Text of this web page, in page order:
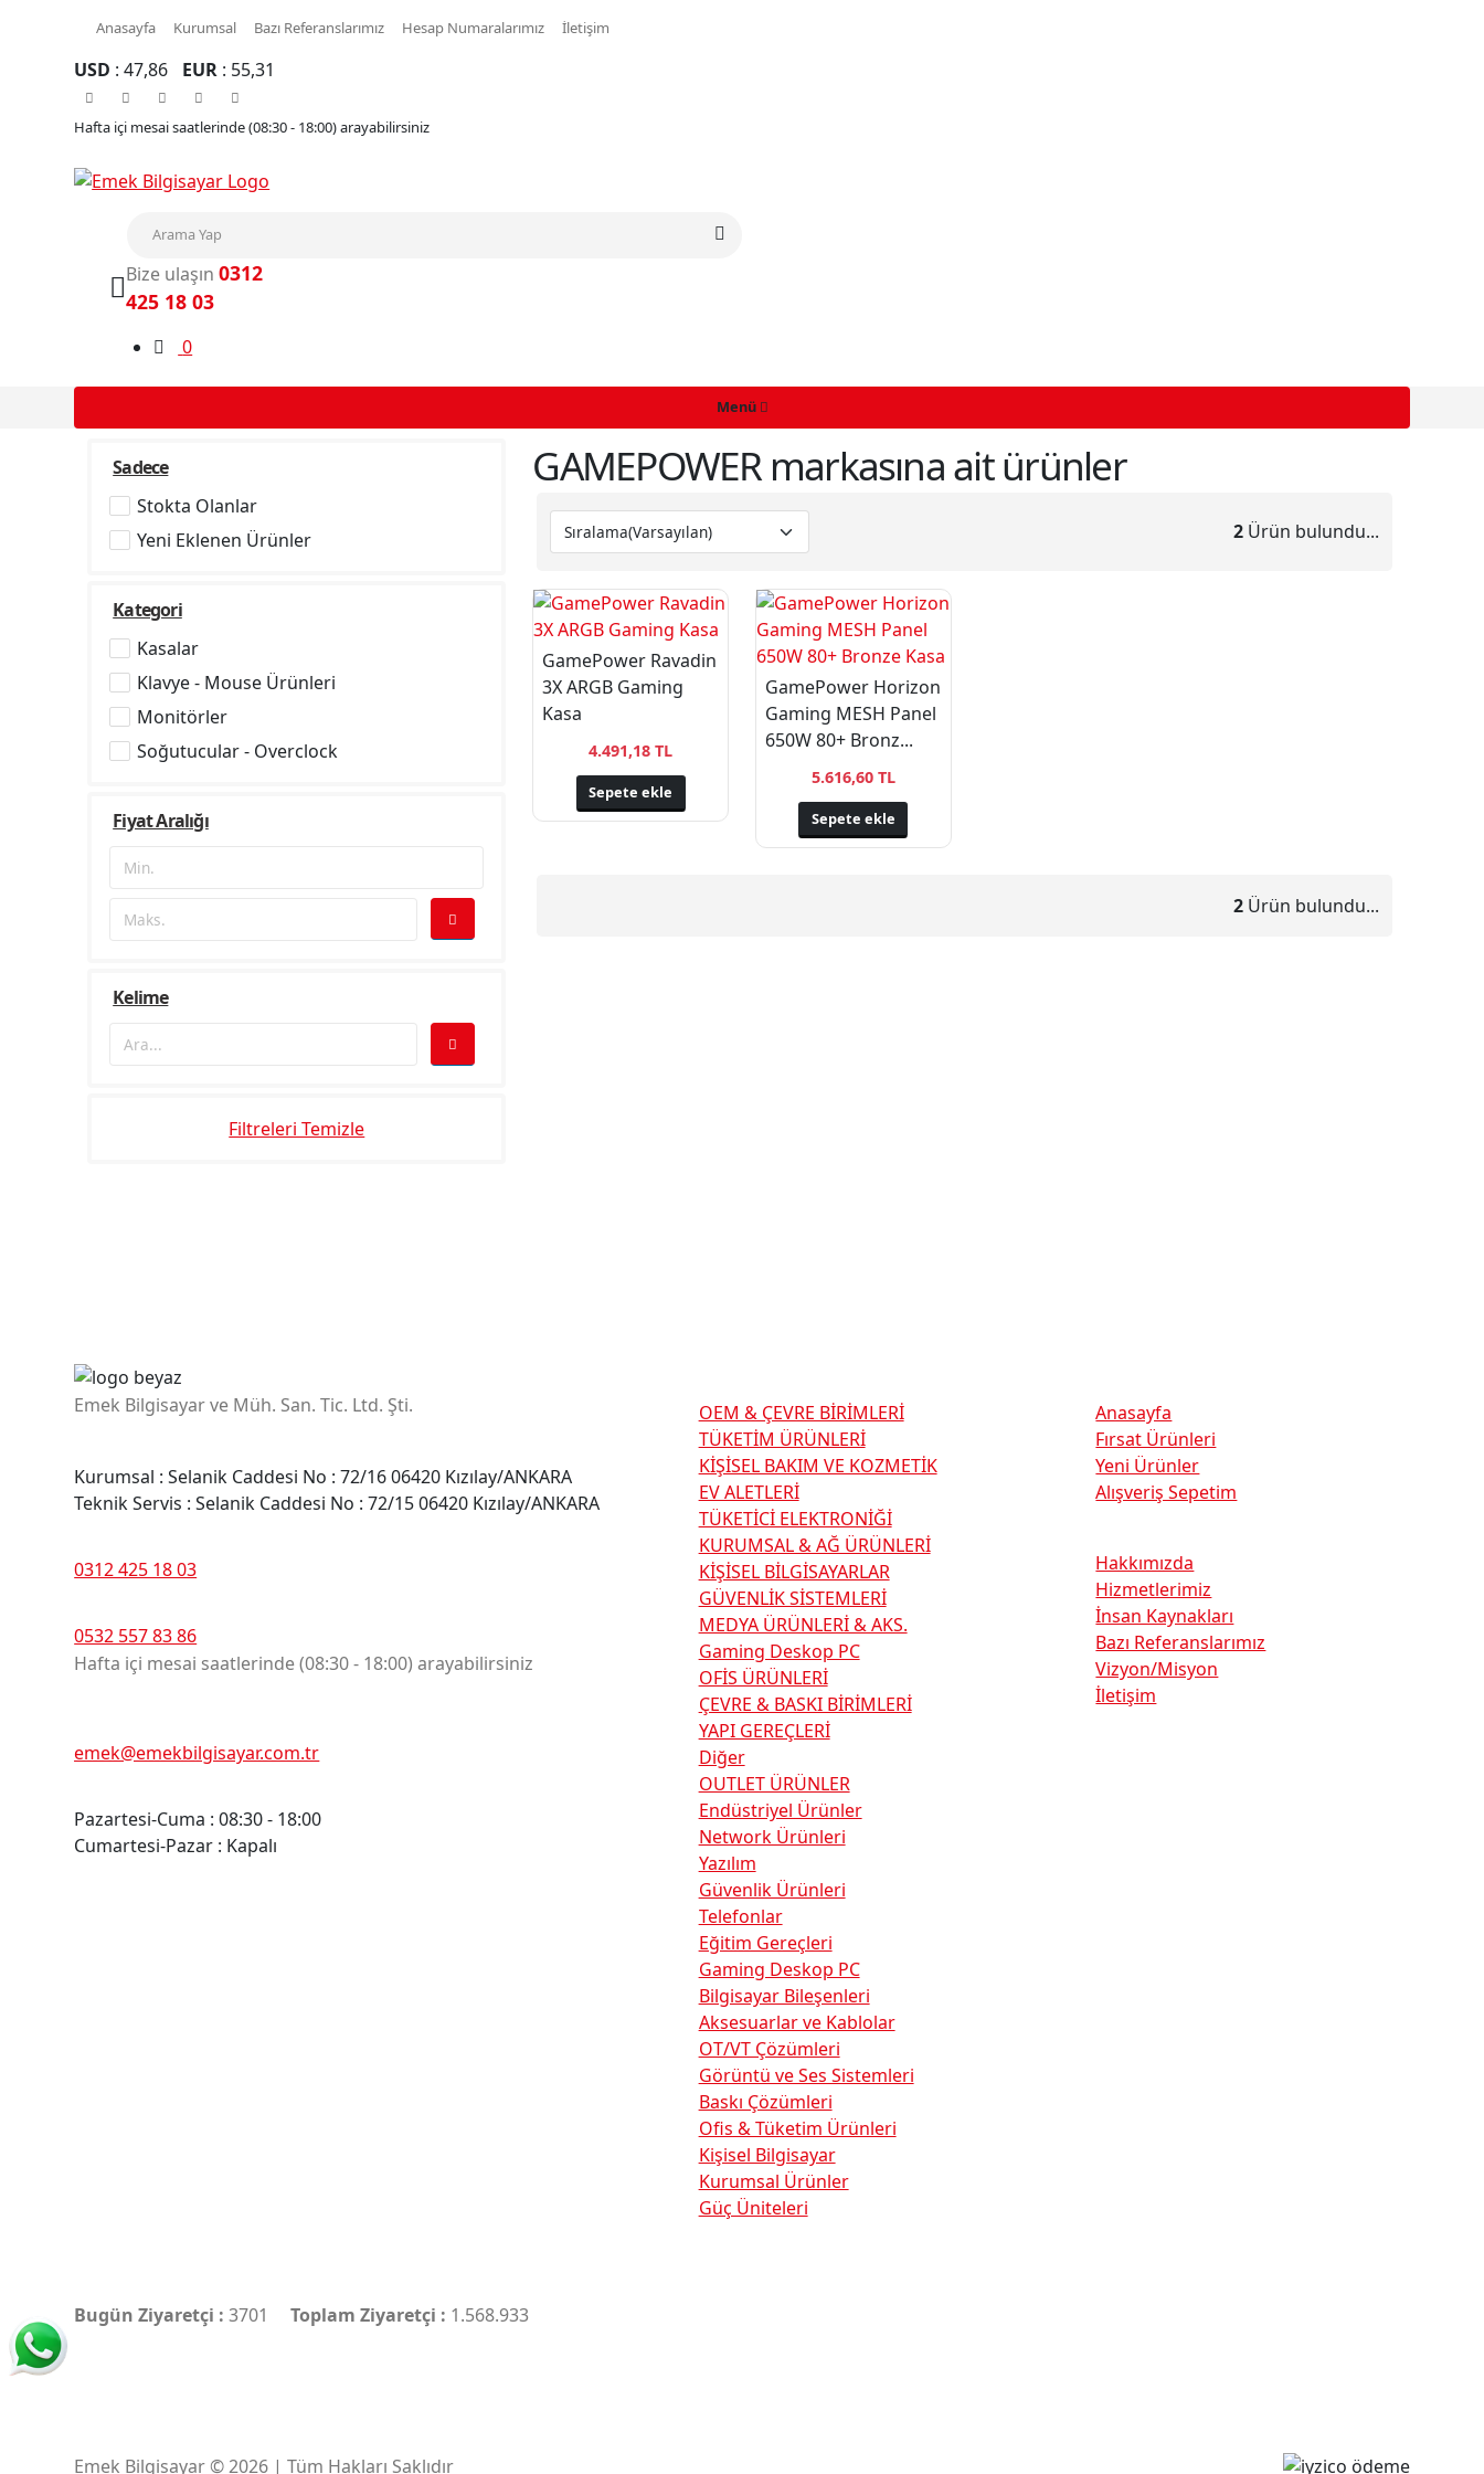
Anasayfa Kurumsal Bazı Referanslarımız Hesap Numaralarımız İletişim
USD : 47,86 EUR : 55,31
Hafta içi mesai saatlerinde (08:30 - 18:00) arayabilirsiniz
Bize ulaşın 0312
425 18 03
0
Menü
Sadece
Stokta Olanlar
Yeni Eklenen Ürünler
Kategori
Kasalar
Klavye - Mouse Ürünleri
Monitörler
Soğutucular - Overclock
Fiyat Aralığı
Kelime
Filtreleri Temizle
GAMEPOWER markasına ait ürünler
2Ürün bulundu...
GamePower Ravadin
3X ARGB Gaming
Kasa
4.491,18 TL
Sepete ekle
GamePower Horizon
Gaming MESH Panel
650W 80+ Bronz...
5.616,60 TL
Sepete ekle
2Ürün bulundu...
Emek Bilgisayar ve Müh. San. Tic. Ltd. Şti.
Kurumsal : Selanik Caddesi No : 72/16 06420 Kızılay/ANKARA
Teknik Servis : Selanik Caddesi No : 72/15 06420 Kızılay/ANKARA
0312 425 18 03
0532 557 83 86
Hafta içi mesai saatlerinde (08:30 - 18:00) arayabilirsiniz
emek@emekbilgisayar.com.tr
Pazartesi-Cuma : 08:30 - 18:00
Cumartesi-Pazar : Kapalı
OEM & ÇEVRE BİRİMLERİ
TÜKETİM ÜRÜNLERİ
KİŞİSEL BAKIM VE KOZMETİK
EV ALETLERİ
TÜKETİCİ ELEKTRONİĞİ
KURUMSAL & AĞ ÜRÜNLERİ
KİŞİSEL BİLGİSAYARLAR
GÜVENLİK SİSTEMLERİ
MEDYA ÜRÜNLERİ & AKS.
Gaming Deskop PC
OFİS ÜRÜNLERİ
ÇEVRE & BASKI BİRİMLERİ
YAPI GEREÇLERİ
Diğer
OUTLET ÜRÜNLER
Endüstriyel Ürünler
Network Ürünleri
Yazılım
Güvenlik Ürünleri
Telefonlar
Eğitim Gereçleri
Gaming Deskop PC
Bilgisayar Bileşenleri
Aksesuarlar ve Kablolar
OT/VT Çözümleri
Görüntü ve Ses Sistemleri
Baskı Çözümleri
Ofis & Tüketim Ürünleri
Kişisel Bilgisayar
Kurumsal Ürünler
Güç Üniteleri
Anasayfa
Fırsat Ürünleri
Yeni Ürünler
Alışveriş Sepetim
Hakkımızda
Hizmetlerimiz
İnsan Kaynakları
Bazı Referanslarımız
Vizyon/Misyon
İletişim
Bugün Ziyaretçi :3701 Toplam Ziyaretçi : 1.568.933
Emek Bilgisayar © 2026 | Tüm Hakları Saklıdır